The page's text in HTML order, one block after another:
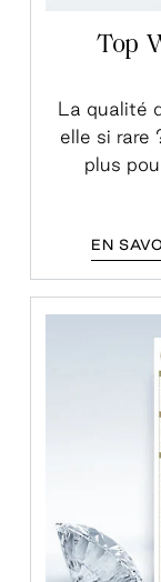
Top
La qualité
elle si rare
plus
EN